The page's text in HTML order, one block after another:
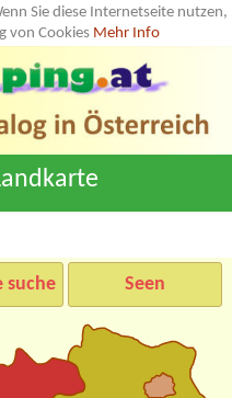
Sie diese Internetseite nutzen,
von Cookies Mehr Info
suche Seen